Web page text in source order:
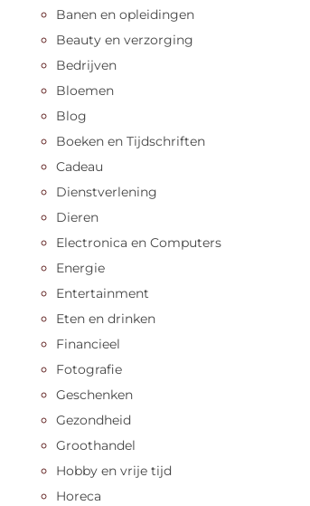
Banen en opleidingen
Beauty en verzorging
Bedrijven
Bloemen
Blog
Boeken en Tijdschriften
Cadeau
Dienstverlening
Dieren
Electronica en Computers
Energie
Entertainment
Eten en drinken
Financieel
Fotografie
Geschenken
Gezondheid
Groothandel
Hobby en vrije tijd
Horeca